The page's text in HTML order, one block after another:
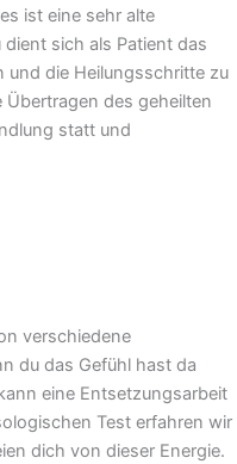
ist eine sehr alte
sich als Patient das
und die Heilungsschritte zu
des geheilten
statt und
verschiedene
du das Gefühl hast da
eine Entsetzungsarbeit
Test erfahren wir
dich von dieser Energie.